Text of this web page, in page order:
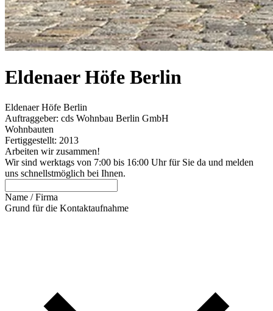
Eldenaer Höfe Berlin
Eldenaer Höfe Berlin
Auftraggeber: cds Wohnbau Berlin GmbH
Wohnbauten
Fertiggestellt: 2013
Arbeiten wir zusammen!
Wir sind werktags von 7:00 bis 16:00 Uhr für Sie da und melden
uns schnellstmöglich bei Ihnen.
Name / Firma
Grund für die Kontaktaufnahme